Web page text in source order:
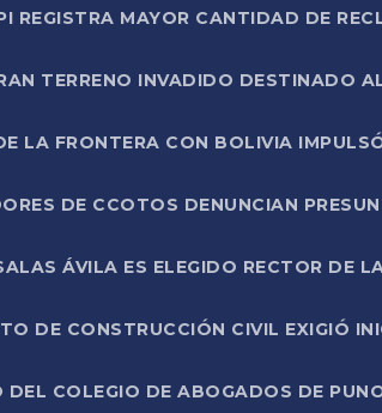
REGISTRA MAYOR CANTIDAD DE
TERRENO INVADIDO DESTINADO
LA FRONTERA CON BOLIVIA
DE CCOTOS DENUNCIAN
ÁVILA ES ELEGIDO RECTOR DE
DE CONSTRUCCIÓN CIVIL EXIGIÓ
DEL COLEGIO DE ABOGADOS DE